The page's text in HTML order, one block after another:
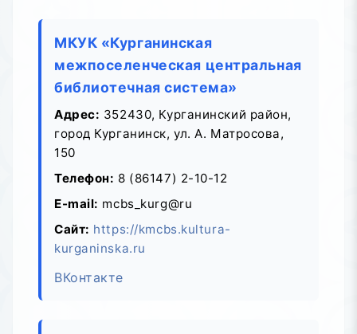
МКУК «Курганинская
межпоселенческая центральная
библиотечная система»
Адрес: 352430, Курганинский район,
город Курганинск, ул. А. Матросова,
150
Телефон: 8 (86147) 2-10-12
E-mail: mcbs_kurg@ru
Сайт: https://kmcbs.kultura-
kurganinska.ru
ВКонтакте